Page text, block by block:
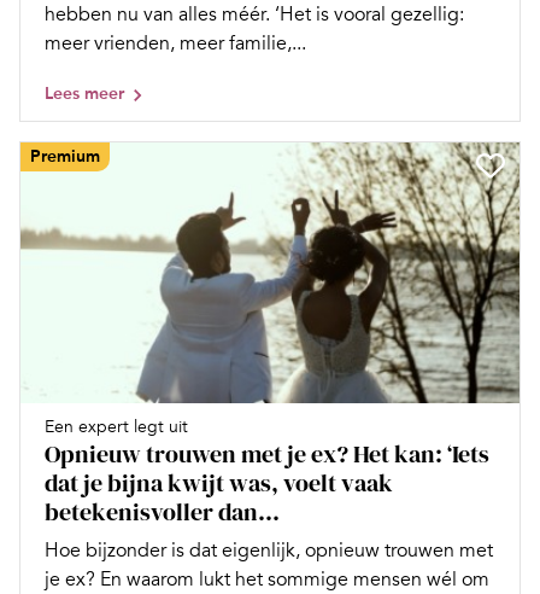
hebben nu van alles méér. ‘Het is vooral gezellig:
meer vrienden, meer familie,...
Lees meer
Premium
Een expert legt uit
Opnieuw trouwen met je ex? Het kan: ‘Iets
dat je bijna kwijt was, voelt vaak
betekenisvoller dan...
Hoe bijzonder is dat eigenlijk, opnieuw trouwen met
je ex? En waarom lukt het sommige mensen wél om